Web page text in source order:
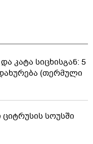
კატა სიცხისგან: 5
(თერმული
სოუსში